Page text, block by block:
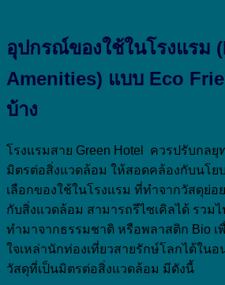
อุปกรณ์ของใช้ในโรงแรม (
Amenities) แบบ Eco
บ้าง
โรงแรมสาย Green Hotel ควรปรับกลยุ
มิตรต่อสิ่งแวดล้อม ให้สอดคล้องกับนโย
เลือกของใช้ในโรงแรม ที่ทำจากวัสดุย่อ
กับสิ่งแวดล้อม สามารถรีไซเคิลได้ รวม
ทำมาจากธรรมชาติ หรือพลาสติก Bio เ
ใจเหล่านักท่องเที่ยวสายรักษ์โลกได้ใน
วัสดุที่เป็นมิตรต่อสิ่งแวดล้อม มีดังนี้